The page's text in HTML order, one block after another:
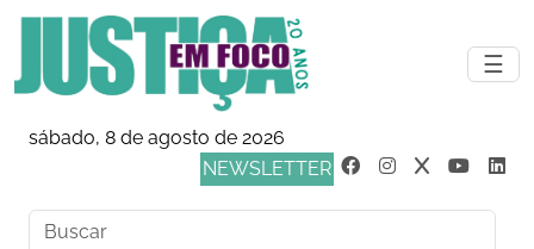
☰
sábado, 8 de agosto de 2026
NEWSLETTER